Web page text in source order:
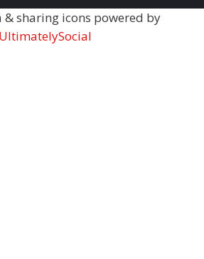
& sharing icons powered by
UltimatelySocial